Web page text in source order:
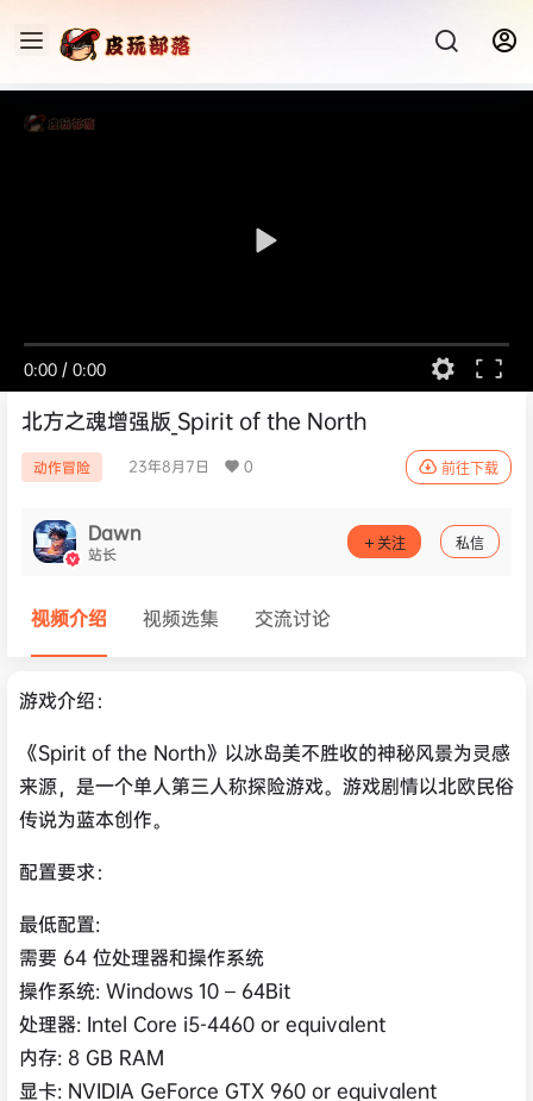
0:00 / 0:00
北方之魂增强版_Spirit of the North
动作冒险 23年8月7日 0 前往下载
Dawn
站长 关注 私信
视频介绍 视频选集 交流讨论
游戏介绍：
《Spirit of the North》以冰岛美不胜收的神秘风景为灵感
来源，是一个单人第三人称探险游戏。游戏剧情以北欧民俗
传说为蓝本创作。
配置要求：
最低配置:
需要 64 位处理器和操作系统
操作系统: Windows 10 – 64Bit
处理器: Intel Core i5-4460 or equivalent
内存: 8 GB RAM
显卡: NVIDIA GeForce GTX 960 or equivalent